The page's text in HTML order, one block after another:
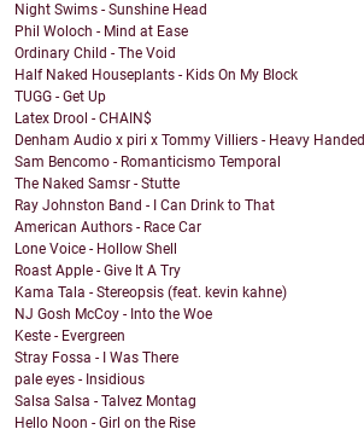
Night Swims - Sunshine Head
Phil Woloch - Mind at Ease
Ordinary Child - The Void
Half Naked Houseplants - Kids On My Block
TUGG - Get Up
Latex Drool - CHAIN$
Denham Audio x piri x Tommy Villiers - Heavy Handed
Sam Bencomo - Romanticismo Temporal
The Naked Samsr - Stutte
Ray Johnston Band - I Can Drink to That
American Authors - Race Car
Lone Voice - Hollow Shell
Roast Apple - Give It A Try
Kama Tala - Stereopsis (feat. kevin kahne)
NJ Gosh McCoy - Into the Woe
Keste - Evergreen
Stray Fossa - I Was There
pale eyes - Insidious
Salsa Salsa - Talvez Montag
Hello Noon - Girl on the Rise